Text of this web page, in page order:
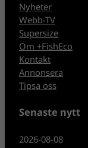
Nyheter
Webb-TV
Supersize
Om +FishEco
Kontakt
Annonsera
Tipsa oss
Senaste nytt
2026-08-08